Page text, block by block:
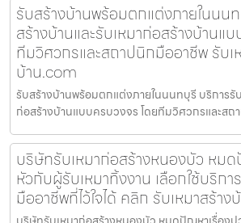
รับสร้างบ้านพร้อมตกแต่งภายในนน
สร้างบ้านและรับเหมาก่อสร้างบ้านแ
ทีมวิศวกรและสถาปนิกมืออาชีพ รับเ
บ้าน.com
รับสร้างบ้านพร้อมตกแต่งภายในนนทบุรี บริการรั
ก่อสร้างบ้านแบบครบวงจร โดยทีมวิศวกรและสถ
บริษัทรับเหมาก่อสร้างหนองบัว หม
หัวกับผู้รับเหมาทิ้งงาน เลือกใช้บริก
มืออาชีพที่ไว้ใจได้ คลิก รับเหมาสร้า